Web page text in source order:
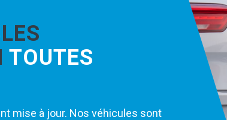
TOUTES
mise à jour. Nos véhicules sont